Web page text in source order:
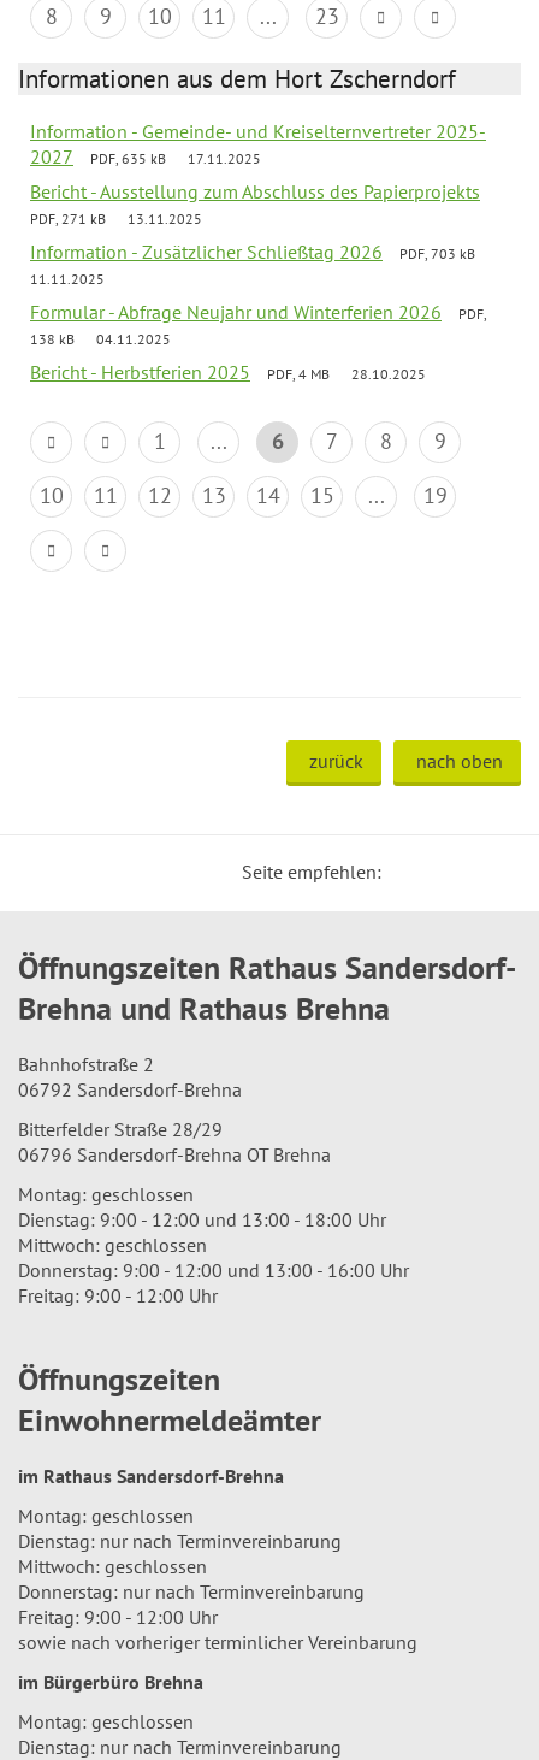
8
9 10 11 ... 23
Informationen aus dem Hort Zscherndorf
Information - Gemeinde- und Kreiselternvertreter 2025-
2027
PDF, 635 kB 17.11.2025
Bericht - Ausstellung zum Abschluss des Papierprojekts
PDF, 271 kB 13.11.2025
Information - Zusätzlicher Schließtag 2026
PDF, 703 kB
11.11.2025
Formular - Abfrage Neujahr und Winterferien 2026
PDF,
138 kB
04.11.2025
Bericht - Herbstferien 2025 PDF, 4 MB 28.10.2025
1 ... 6 7 8
9
10
11 12 13 14 15 ... 19
zurück nach oben
Seite empfehlen:
Öffnungszeiten Rathaus Sandersdorf-
Brehna und Rathaus Brehna
Bahnhofstraße 2
06792 Sandersdorf-Brehna
Bitterfelder Straße 28/29
06796 Sandersdorf-Brehna OT Brehna
Montag: geschlossen
Dienstag: 9:00 - 12:00 und 13:00 - 18:00 Uhr
Mittwoch: geschlossen
Donnerstag: 9:00 - 12:00 und 13:00 - 16:00 Uhr
Freitag: 9:00 - 12:00 Uhr
Öffnungszeiten
Einwohnermeldeämter
im Rathaus Sandersdorf-Brehna
Montag: geschlossen
Dienstag: nur nach Terminvereinbarung
Mittwoch: geschlossen
Donnerstag: nur nach Terminvereinbarung
Freitag: 9:00 - 12:00 Uhr
sowie nach vorheriger terminlicher Vereinbarung
im Bürgerbüro Brehna
Montag: geschlossen
Dienstag: nur nach Terminvereinbarung